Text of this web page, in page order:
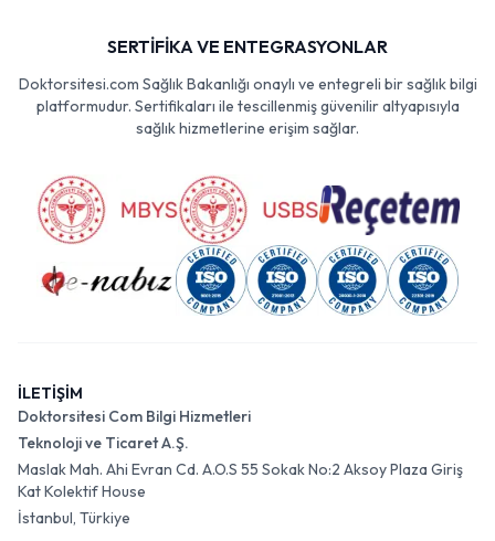
SERTİFİKA VE ENTEGRASYONLAR
Doktorsitesi.com Sağlık Bakanlığı onaylı ve entegreli bir sağlık bilgi
platformudur. Sertifikaları ile tescillenmiş güvenilir altyapısıyla
sağlık hizmetlerine erişim sağlar.
İLETİŞİM
Doktorsitesi Com Bilgi Hizmetleri
Teknoloji ve Ticaret A.Ş.
Maslak Mah. Ahi Evran Cd. A.O.S 55 Sokak No:2 Aksoy Plaza Giriş
Kat Kolektif House
İstanbul, Türkiye